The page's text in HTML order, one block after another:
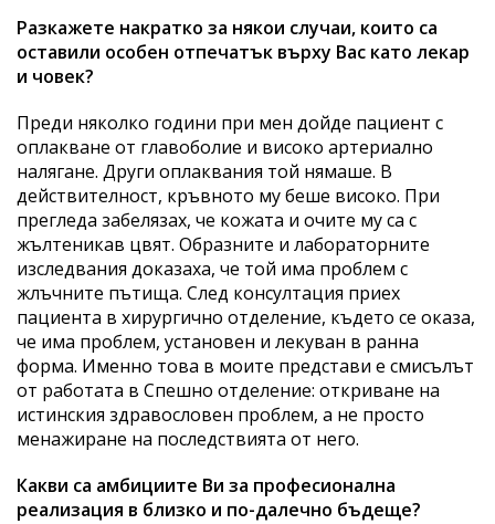
Разкажете накратко за някои случаи, които са
оставили особен отпечатък върху Вас като лекар
и човек?
Преди няколко години при мен дойде пациент с
оплакване от главоболие и високо артериално
налягане. Други оплаквания той нямаше. В
действителност, кръвното му беше високо. При
прегледа забелязах, че кожата и очите му са с
жълтеникав цвят. Образните и лабораторните
изследвания доказаха, че той има проблем с
жлъчните пътища. След консултация приех
пациента в хирургично отделение, където се оказа,
че има проблем, установен и лекуван в ранна
форма. Именно това в моите представи е смисълът
от работата в Спешно отделение: откриване на
истинския здравословен проблем, а не просто
менажиране на последствията от него.
Какви са амбициите Ви за професионална
реализация в близко и по-далечно бъдеще?